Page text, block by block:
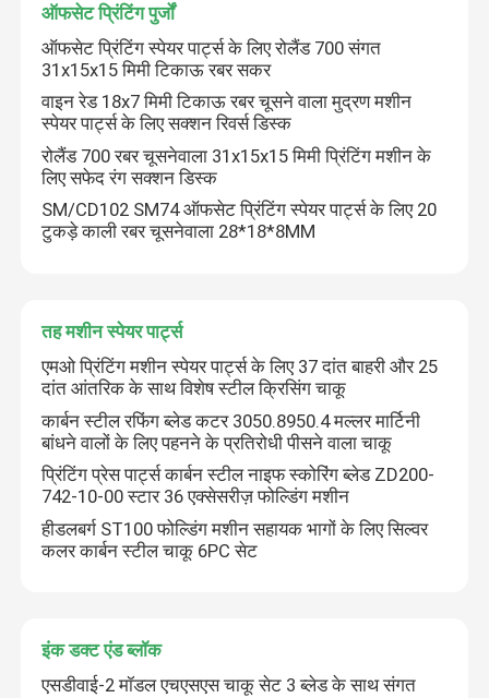
इंक डक्ट एंड ब्लॉक
रोलैंड प्रिंटर पार्ट्स
ऑफसेट प्रिंटिंग पुर्जों
ऑफसेट प्रिंटिंग स्पेयर पार्ट्स के लिए रोलैंड 700 संगत
31x15x15 मिमी टिकाऊ रबर सकर
वाइन रेड 18x7 मिमी टिकाऊ रबर चूसने वाला मुद्रण मशीन
स्पेयर पार्ट्स के लिए सक्शन रिवर्स डिस्क
रोलैंड 700 रबर चूसनेवाला 31x15x15 मिमी प्रिंटिंग मशीन के
लिए सफेद रंग सक्शन डिस्क
SM/CD102 SM74 ऑफसेट प्रिंटिंग स्पेयर पार्ट्स के लिए 20
टुकड़े काली रबर चूसनेवाला 28*18*8MM
तह मशीन स्पेयर पार्ट्स
एमओ प्रिंटिंग मशीन स्पेयर पार्ट्स के लिए 37 दांत बाहरी और 25
दांत आंतरिक के साथ विशेष स्टील क्रिसिंग चाकू
कार्बन स्टील रफिंग ब्लेड कटर 3050.8950.4 मल्लर मार्टिनी
बांधने वालों के लिए पहनने के प्रतिरोधी पीसने वाला चाकू
प्रिंटिंग प्रेस पार्ट्स कार्बन स्टील नाइफ स्कोरिंग ब्लेड ZD200-
742-10-00 स्टार 36 एक्सेसरीज़ फोल्डिंग मशीन
हीडलबर्ग ST100 फोल्डिंग मशीन सहायक भागों के लिए सिल्वर
कलर कार्बन स्टील चाकू 6PC सेट
इंक डक्ट एंड ब्लॉक
एसडीवाई-2 मॉडल एचएसएस चाकू सेट 3 ब्लेड के साथ संगत